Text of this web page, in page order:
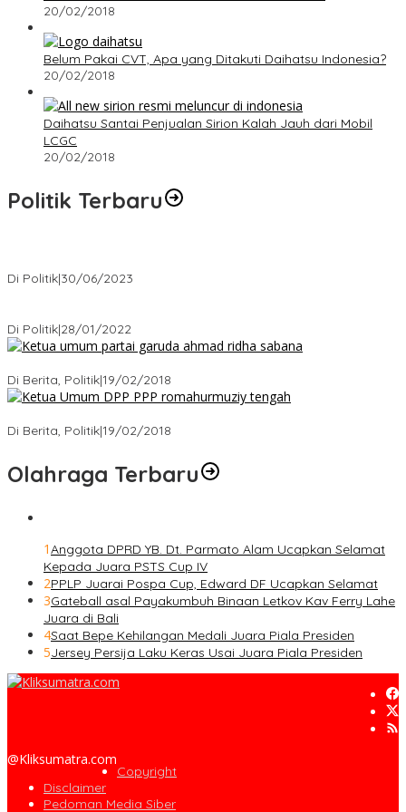
20/02/2018
Belum Pakai CVT, Apa yang Ditakuti Daihatsu Indonesia?
20/02/2018
Daihatsu Santai Penjualan Sirion Kalah Jauh dari Mobil
LCGC
20/02/2018
Politik Terbaru
Di Politik|30/06/2023
Di Politik|28/01/2022
Di Berita, Politik|19/02/2018
Di Berita, Politik|19/02/2018
Olahraga Terbaru
1Anggota DPRD YB. Dt. Parmato Alam Ucapkan Selamat
Kepada Juara PSTS Cup IV
2PPLP Juarai Pospa Cup, Edward DF Ucapkan Selamat
3Gateball asal Payakumbuh Binaan Letkov Kav Ferry Lahe
Juara di Bali
4Saat Bepe Kehilangan Medali Juara Piala Presiden
5Jersey Persija Laku Keras Usai Juara Piala Presiden
@Kliksumatra.com
Copyright
Disclaimer
Pedoman Media Siber